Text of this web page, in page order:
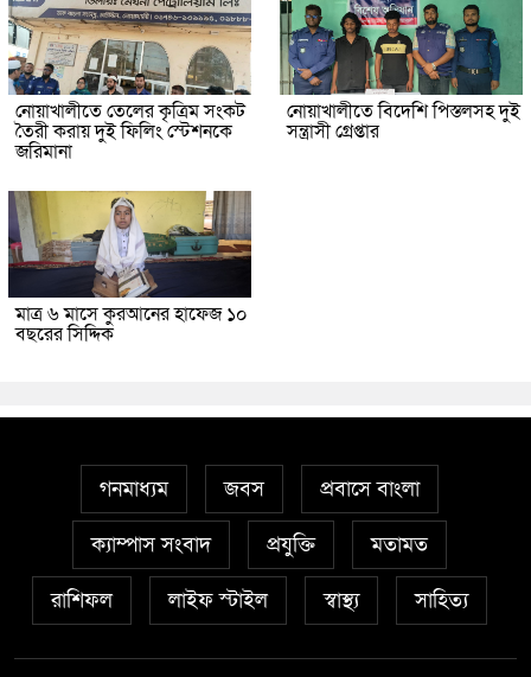
নোয়াখালীতে তেলের কৃত্রিম সংকট
তৈরী করায় দুই ফিলিং স্টেশনকে
জরিমানা
নোয়াখালীতে বিদেশি পিস্তলসহ দুই
সন্ত্রাসী গ্রেপ্তার
মাত্র ৬ মাসে কুরআনের হাফেজ ১০
বছরের সিদ্দিক
গনমাধ্যম জবস প্রবাসে বাংলা
ক্যাম্পাস সংবাদ প্রযুক্তি মতামত
রাশিফল লাইফ স্টাইল স্বাস্থ্য সাহিত্য